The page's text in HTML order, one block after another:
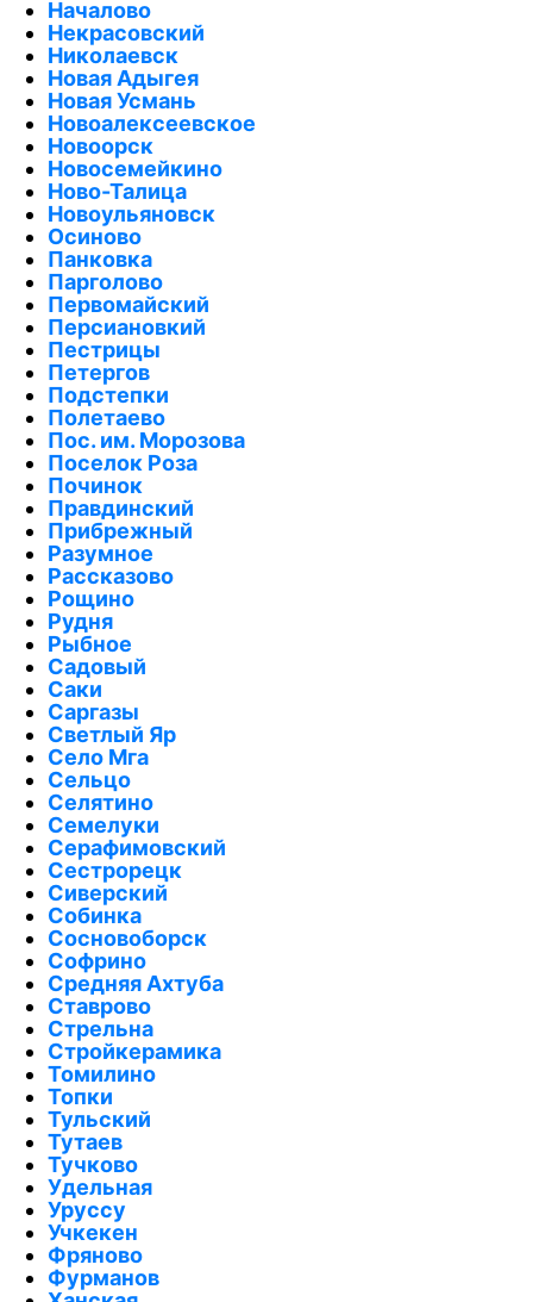
Началово
Некрасовский
Николаевск
Новая Адыгея
Новая Усмань
Новоалексеевское
Новоорск
Новосемейкино
Ново-Талица
Новоульяновск
Осиново
Панковка
Парголово
Первомайский
Персиановкий
Пестрицы
Петергов
Подстепки
Полетаево
Пос. им. Морозова
Поселок Роза
Починок
Правдинский
Прибрежный
Разумное
Рассказово
Рощино
Рудня
Рыбное
Садовый
Саки
Саргазы
Светлый Яр
Село Мга
Сельцо
Селятино
Семелуки
Серафимовский
Сестрорецк
Сиверский
Собинка
Сосновоборск
Софрино
Средняя Ахтуба
Ставрово
Стрельна
Стройкерамика
Томилино
Топки
Тульский
Тутаев
Тучково
Удельная
Уруссу
Учкекен
Фряново
Фурманов